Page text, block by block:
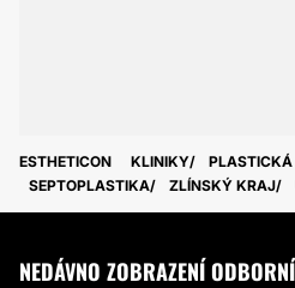
ESTHETICON KLINIKY
PLASTICKÁ
SEPTOPLASTIKA
ZLÍNSKÝ KRAJ
NEDÁVNO ZOBRAZENÍ